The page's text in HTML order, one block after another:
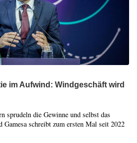
im Aufwind: Windgeschäft wird
sprudeln die Gewinne und selbst das
Gamesa schreibt zum ersten Mal seit 2022